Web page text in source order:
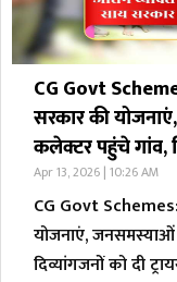
CG Govt
सरकार की
कलेक्टर पहुंचे गांव,
Apr 13, 2026 | 10:26 AM
CG Govt
योजनाएं,
दिव्यांगजनों को दी